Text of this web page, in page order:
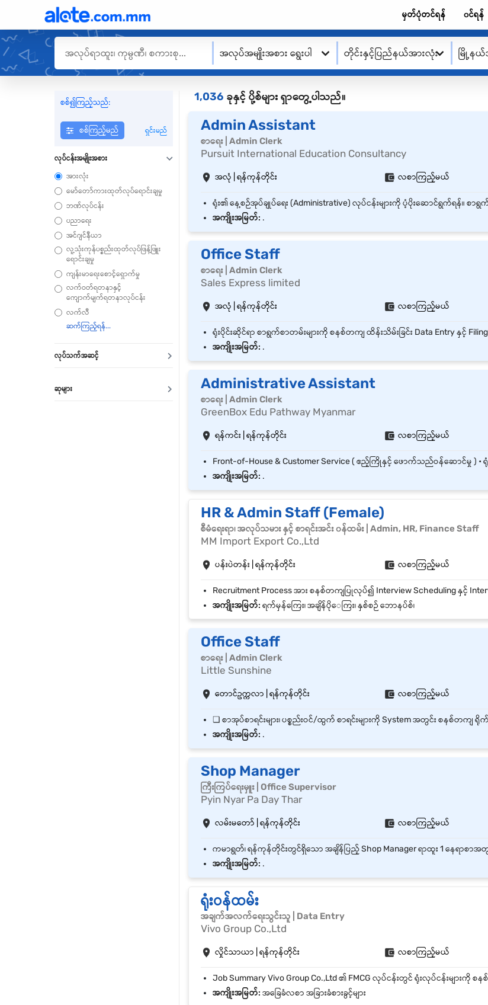
မှတ်ပုံတင်ရန် ၀င်ရန်
အလုပ်အမျိုးအစား ရွေးပါ တိုင်းနှင့်ပြည်နယ်အားလုံး မြို့နယ်
စစ်၍ကြည့်သည်:
စစ်ကြည့်မည် ရှင်းမည်
လုပ်ငန်းအမျိုးအစား
အားလုံး
မော်တော်ကားထုတ်လုပ်ရောင်းချမှု
ဘဏ်လုပ်ငန်း
ပညာရေး
အင်ဂျင်နီယာ
လူ့သုံးကုန်ပစ္စည်းထုတ်လုပ်ဖြန့်ဖြူး
ရောင်းချမှု
ကျန်းမာရေးစောင့်ရှောက်မှု
လက်ဝတ်ရတနာနှင့်
ကျောက်မျက်ရတနာလုပ်ငန်း
လက်လီ
လုပ်သက်အဆင့်
ဆုများ
1,036 ခုနှင့် ပို့စ်များ ရှာတွေ့ပါသည်။
Admin Assistant
စာရေး | Admin Clerk
Pursuit International Education Consultancy
အလုံ | ရန်ကုန်တိုင်း လစာကြည့်မယ်
အကျိုးအမြတ်: .
Office Staff
စာရေး | Admin Clerk
Sales Express limited
အလုံ | ရန်ကုန်တိုင်း လစာကြည့်မယ်
အကျိုးအမြတ်: .
Administrative Assistant
စာရေး | Admin Clerk
GreenBox Edu Pathway Myanmar
ရန်ကင်း | ရန်ကုန်တိုင်း လစာကြည့်မယ်
အကျိုးအမြတ်: .
HR & Admin Staff (Female)
စီမံရေးရာ၊ အလုပ်သမား နှင့် စာရင်းအင်း ၀န်ထမ်း | Admin, HR, Finance Staff
MM Import Export Co.,Ltd
ပန်းပဲတန်း | ရန်ကုန်တိုင်း လစာကြည့်မယ်
အကျိုးအမြတ်: ရက်မှန်ကြေး၊ အချိန်ပို‌ေကြး၊ နှစ်စဉ် ဘောနပ်စ်၊
Office Staff
စာရေး | Admin Clerk
Little Sunshine
တောင်ဥက္ကလာ | ရန်ကုန်တိုင်း လစာကြည့်မယ်
အကျိုးအမြတ်: .
Shop Manager
ကြီးကြပ်ရေးမှူး | Office Supervisor
Pyin Nyar Pa Day Thar
လမ်းမတော် | ရန်ကုန်တိုင်း လစာကြည့်မယ်
အကျိုးအမြတ်: .
ရုံးဝန်ထမ်း
အချက်အလက်ရေးသွင်းသူ | Data Entry
Vivo Group Co.,Ltd
လှိုင်သာယာ | ရန်ကုန်တိုင်း လစာကြည့်မယ်
အကျိုးအမြတ်: အခြေခံလစာ အခြားခံစားခွင့်များ